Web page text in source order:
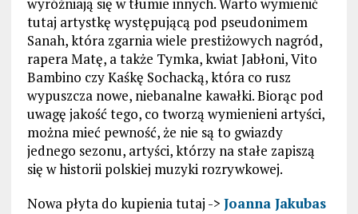
tutaj artystkę występującą pod pseudonimem
Sanah, która zgarnia wiele prestiżowych nagród,
rapera Matę, a także Tymka, kwiat Jabłoni, Vito
Bambino czy Kaśkę Sochacką, która co rusz
wypuszcza nowe, niebanalne kawałki. Biorąc pod
uwagę jakość tego, co tworzą wymienieni artyści,
można mieć pewność, że nie są to gwiazdy
jednego sezonu, artyści, którzy na stałe zapiszą
się w historii polskiej muzyki rozrywkowej.
Nowa płyta do kupienia tutaj -> Joanna Jakubas